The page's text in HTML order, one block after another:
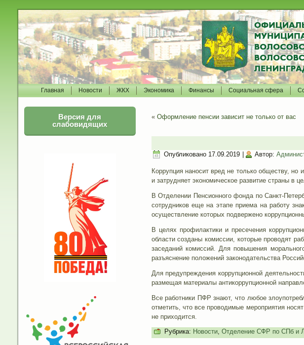
Главная Новости ЖКХ Экономика Финансы Социальная сфера
Версия для
слабовидящих
« Оформление пенсии зависит не только от вас
Опубликовано 17.09.2019 Автор:
Коррупция наносит вред не только обществу, но
и затрудняет экономическое развитие страны в
В Отделении Пенсионного фонда по Санкт-
сотрудников еще на этапе приема на работу
осуществление которых подвержено
В целях профилактики и пресечения
области созданы комиссии, которые проводят
заседаний комиссий. Для повышения
разъяснение положений законодательства
Для предупреждения коррупционной
размещая материалы антикоррупционной
Все работники ПФР знают, что любое
отметить, что все проводимые мероприятия
не приходится.
Рубрика: Новости, Отделение СФР по СПб и